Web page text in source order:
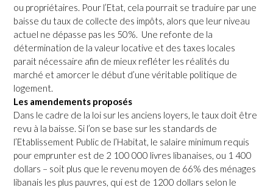
ou propriétaires. Pour l’Etat, cela pourrait se traduire par une
baisse du taux de collecte des impôts, alors que leur niveau
actuel ne dépasse pas les 50%. Une refonte de la
détermination de la valeur locative et des taxes locales
parait nécessaire afin de mieux refléter les réalités du
marché et amorcer le début d’une véritable politique de
logement.
Les amendements proposés
Dans le cadre de la loi sur les anciens loyers, le taux doit être
revu à la baisse. Si l’on se base sur les standards de
l’Etablissement Public de l’Habitat, le salaire minimum requis
pour emprunter est de 2 100 000 livres libanaises, ou 1 400
dollars – soit plus que le revenu moyen de 66% des ménages
libanais les plus pauvres, qui est de 1200 dollars selon le